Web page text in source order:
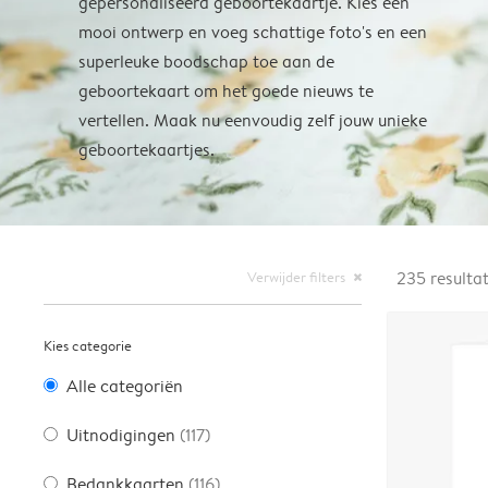
mooi ontwerp en voeg schattige foto's en een
superleuke boodschap toe aan de
geboortekaart om het goede nieuws te
vertellen. Maak nu eenvoudig zelf jouw unieke
geboortekaartjes.
Verwijder filters close
Kies categorie
Alle categoriën
Uitnodigingen (117)
235